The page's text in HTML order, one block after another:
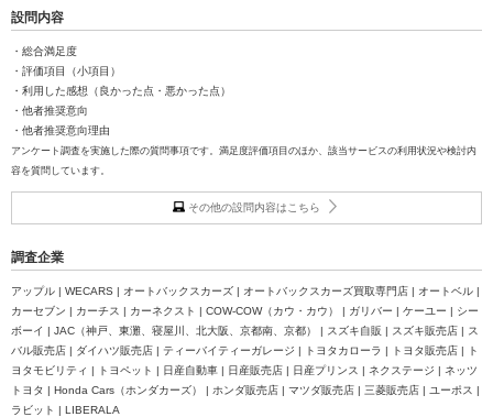
設問内容
・総合満足度
・評価項目（小項目）
・利用した感想（良かった点・悪かった点）
・他者推奨意向
・他者推奨意向理由
アンケート調査を実施した際の質問事項です。満足度評価項目のほか、該当サービスの利用状況や検討内
容を質問しています。
その他の設問内容はこちら
調査企業
アップル | WECARS | オートバックスカーズ | オートバックスカーズ買取専門店 | オートベル |
カーセブン | カーチス | カーネクスト | COW-COW（カウ・カウ） | ガリバー | ケーユー | シー
ボーイ | JAC（神戸、東灘、寝屋川、北大阪、京都南、京都） | スズキ自販 | スズキ販売店 | ス
バル販売店 | ダイハツ販売店 | ティーバイティーガレージ | トヨタカローラ | トヨタ販売店 | ト
ヨタモビリティ | トヨペット | 日産自動車 | 日産販売店 | 日産プリンス | ネクステージ | ネッツ
トヨタ | Honda Cars（ホンダカーズ） | ホンダ販売店 | マツダ販売店 | 三菱販売店 | ユーポス |
ラビット | LIBERALA